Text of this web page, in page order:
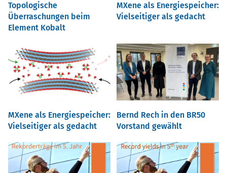
Topologische
Überraschungen beim
Element Kobalt
MXene als Energiespeicher:
Vielseitiger als gedacht
MXene als Energiespeicher:
Vielseitiger als gedacht
Bernd Rech in den BR50
Vorstand gewählt